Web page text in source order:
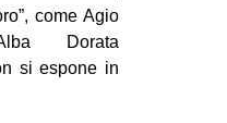
come Agio
Dorata
si espone in